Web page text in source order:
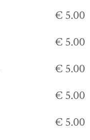
€ 5.00
€ 5.00
€ 5.00
€ 5.00
€ 5.00